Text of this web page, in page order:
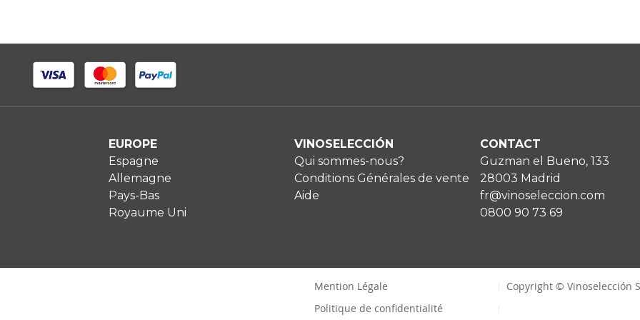
EUROPE
Espagne
Allemagne
Pays-Bas
Royaume Uni
VINOSELECCIÓN
Qui sommes-nous?
Conditions Générales de vente
Aide
CONTACT
Guzman el Bueno, 133
28003 Madrid
fr@vinoseleccion.com
0800 90 73 69
Mention Légale
Politique de confidentialité
Copyright © Vinoselección